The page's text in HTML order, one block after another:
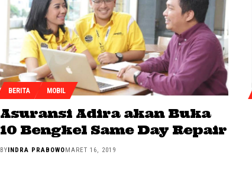
BERITA MOBIL
Asuransi Adira akan Buka
10 Bengkel Same Day Repair
BY INDRA PRABOWO MARET 16, 2019